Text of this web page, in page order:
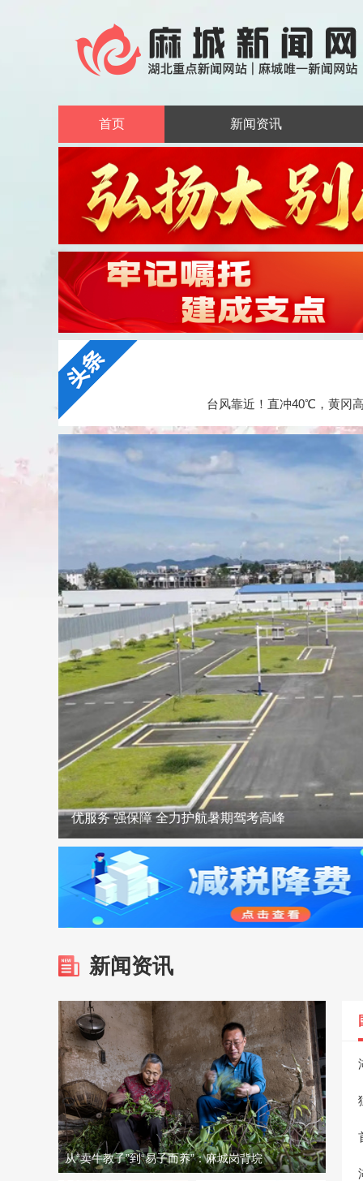
首页 新闻资讯
台风靠近！直冲40℃，黄冈
郭元强来麻城调研
麻城城区开放6处清凉驿站 打造清凉“避风港”
优服务 强保障 全力护航暑期驾考高峰
裴永波走访慰问驻麻武警官兵
合武高铁“智梁”赋能 跑出建设加速度
双喜临门！麻城入选全国蔬菜大县+花鼓戏登上省
新闻资讯
从“卖牛教子”到“易子而养”：麻城岗背垸